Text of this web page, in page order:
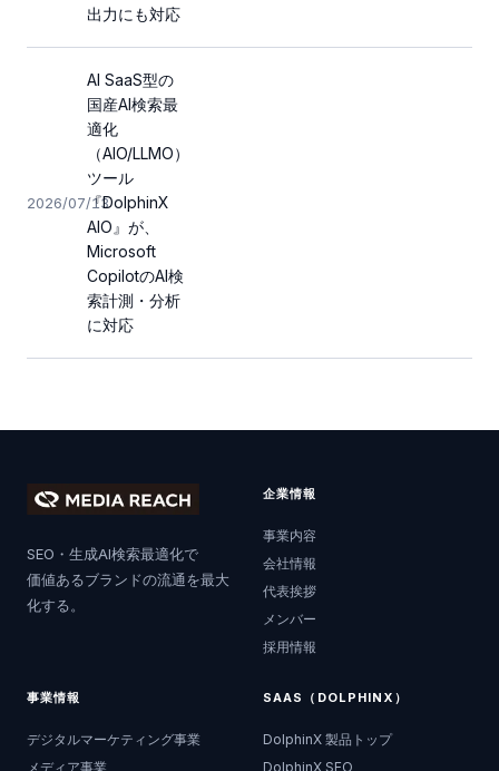
出力にも対応
2026/07/13
AI SaaS型の
国産AI検索最
適化
（AIO/LLMO）
ツール
『DolphinX
AIO』が、
Microsoft
CopilotのAI検
索計測・分析
に対応
SEO・生成AI検索最適化で
価値あるブランドの流通を最大
化する。
企業情報
事業内容
会社情報
代表挨拶
メンバー
採用情報
事業情報
デジタルマーケティング事業
メディア事業
SAAS（DOLPHINX）
DolphinX 製品トップ
DolphinX SEO